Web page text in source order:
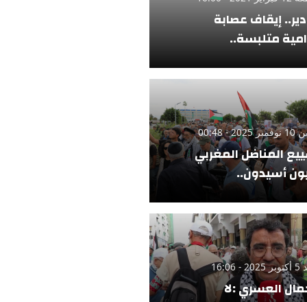
إيقاف عصابة
متلبسة..
- 00:48
المناضل المغربي
أسيدون..
16:06
العسري :لا